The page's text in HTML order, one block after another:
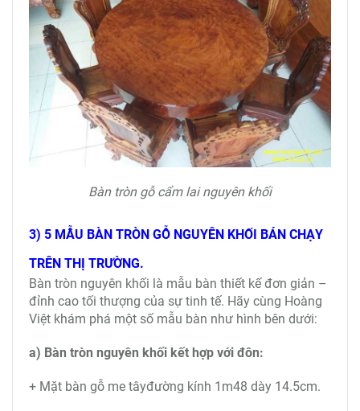
Bàn tròn gỗ cẩm lai nguyên khối
3) 5 MẪU BÀN TRÒN GỖ NGUYÊN KHỐI BÁN CHẠY
TRÊN THỊ TRƯỜNG.
Bàn tròn nguyên khối là mẫu bàn thiết kế đơn giản –
đỉnh cao tối thượng của sự tinh tế. Hãy cùng Hoàng
Việt khám phá một số mẫu bàn như hình bên dưới:
a) Bàn tròn nguyên khối kết hợp với đôn:
+ Mặt bàn gỗ me tâyđường kính 1m48 dày 14.5cm.